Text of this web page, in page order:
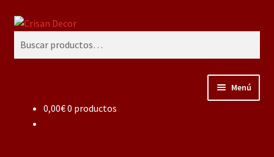
Ir
Ir
contenido
Buscar
Menú
Regalos infantiles, vajillas y canastillas bebé
0,00€0 productos